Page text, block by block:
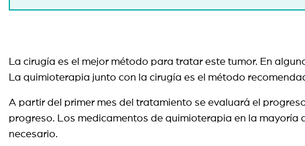
La cirugía es el mejor método para tratar este tumor. En
La quimioterapia junto con la cirugía es el método
A partir del primer mes del tratamiento se evaluará el
progreso. Los medicamentos de quimioterapia en la
necesario.